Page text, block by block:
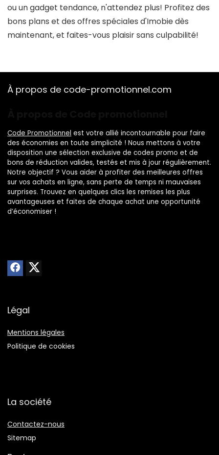
ou un gadget tendance, n'attendez plus! Profitez des
bons plans et des offres spéciales d'Imobie dès
maintenant, et faites-vous plaisir sans culpabilité!
À propos de code-promotionnel.com
Code Promotionnel est votre allié incontournable pour faire
des économies en toute simplicité ! Nous mettons à votre
disposition une sélection exclusive de codes promo et de
bons de réduction valides, testés et mis à jour régulièrement.
Notre objectif ? Vous aider à profiter des meilleures offres
sur vos achats en ligne, sans perte de temps ni mauvaises
surprises. Trouvez en quelques clics les remises les plus
avantageuses et faites de chaque achat une opportunité
d’économiser !
Légal
Mentions légales
Politique de cookies
La société
Contactez-nous
Sitemap